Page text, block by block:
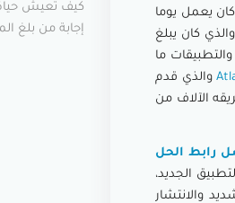
كان يعمل يوما
كان يبلغ
والتطبيقات ما
والذي قدم
الآلاف من
رابط الحل
الجديد،
والانتشار
كيف تعيش
إجابة من بلغ